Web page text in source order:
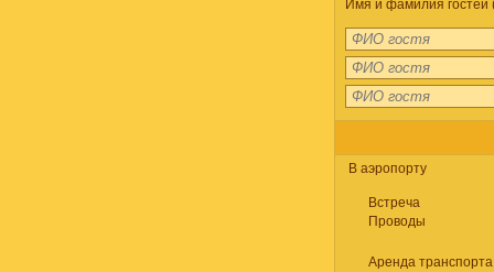
Имя и фамилия гостей
В аэропорту
Встреча
Проводы
Аренда транспорта